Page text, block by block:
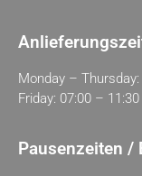
Monday –
Friday: 07:00 – 11:30
Pausenzeiten /